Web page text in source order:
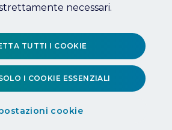
necessari.
cookie
I COOKIE ESSENZIALI
TUTTI I COOKIE